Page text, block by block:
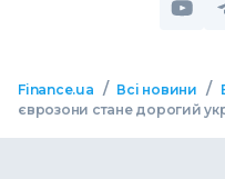
Finance.ua / Всі новини /
єврозони стане дорогий